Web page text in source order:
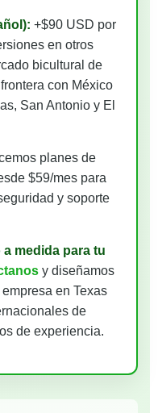
+$90 USD por
en otros
bicultural de
con México
San Antonio y El
planes de
$59/mes para
y soporte
medida para tu
y diseñamos
en Texas
de
de experiencia.